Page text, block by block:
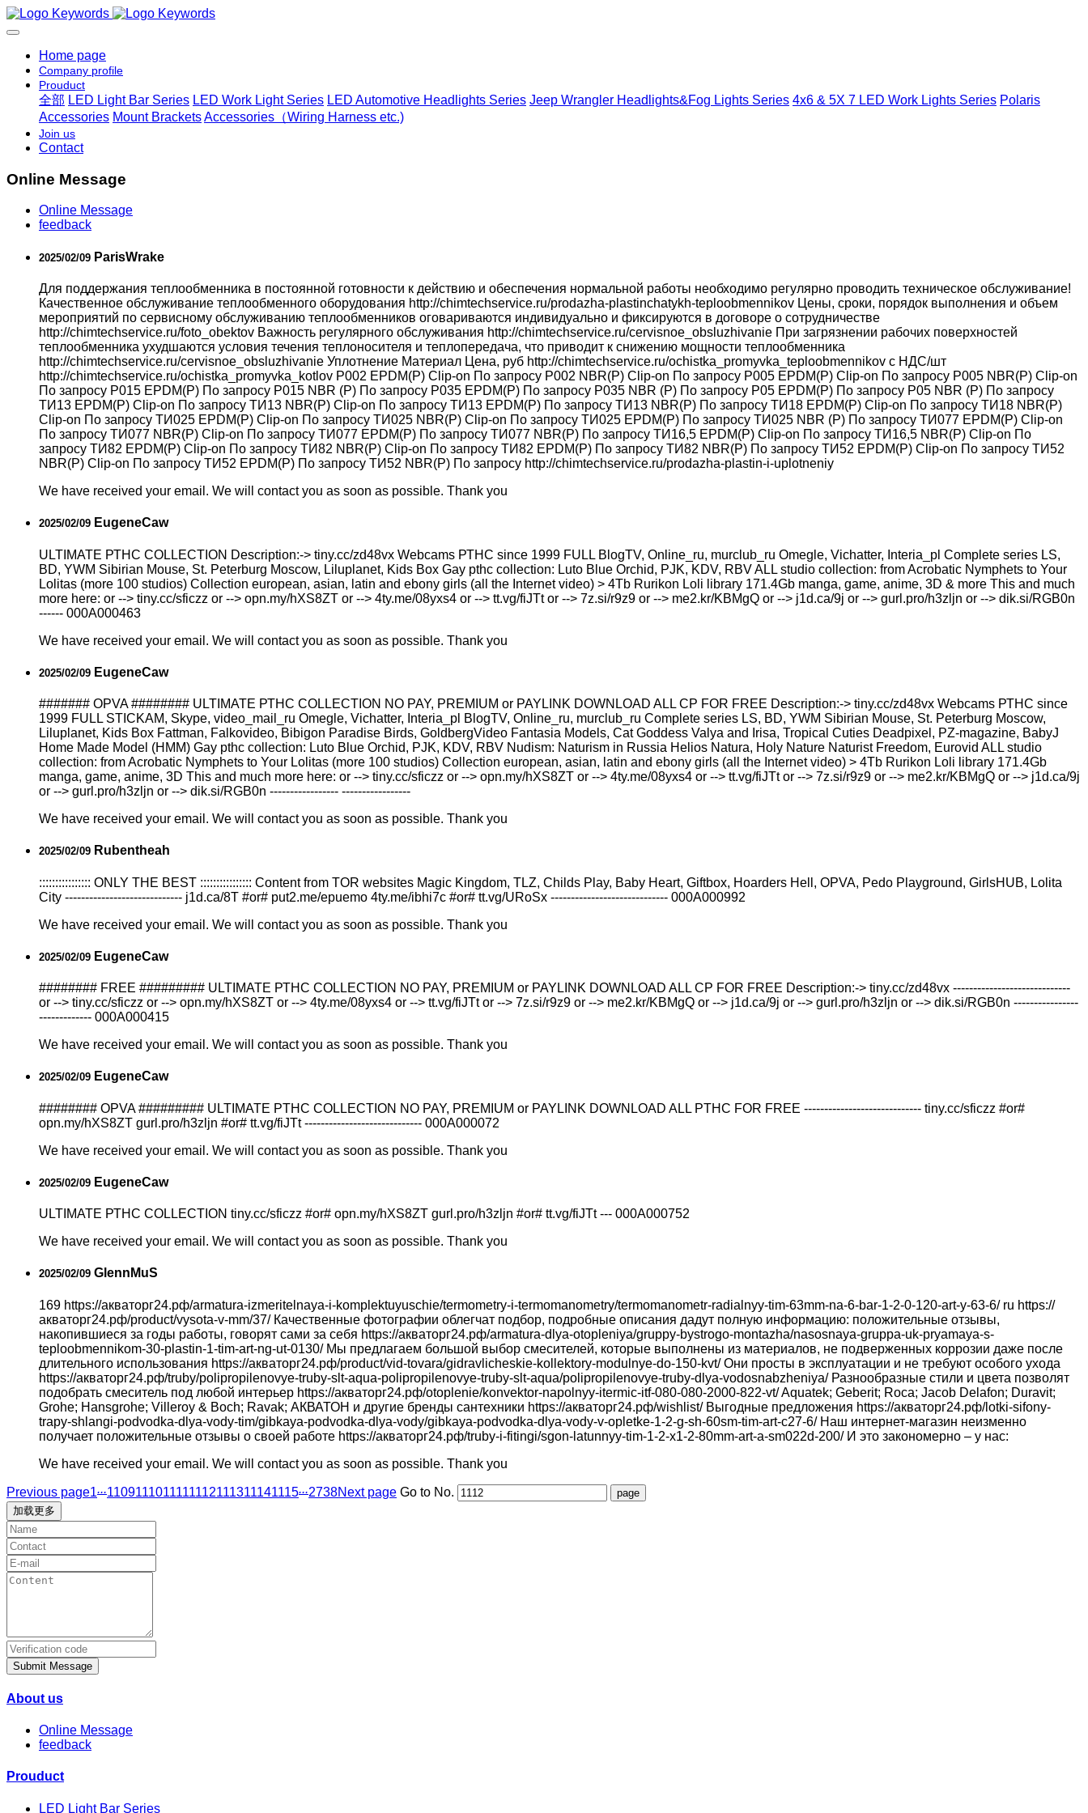
Home page
Company profile
Prouduct
全部 LED Light Bar Series LED Work Light Series LED Automotive Headlights Series Jeep Wrangler Headlights&Fog Lights Series 4x6 & 5X 7 LED Work Lights Series Polaris
Accessories Mount BracketsAccessories（Wiring Harness etc.)
Join us
Contact
Online Message
Online Message
feedback
2025/02/09 ParisWrake
Для поддержания теплообменника в постоянной готовности к действию и обеспечения нормальной работы необходимо регулярно проводить техническое обслуживание!
Качественное обслуживание теплообменного оборудования http://chimtechservice.ru/prodazha-plastinchatykh-teploobmennikov Цены, сроки, порядок выполнения и объем
мероприятий по сервисному обслуживанию теплообменников оговариваются индивидуально и фиксируются в договоре о сотрудничестве
http://chimtechservice.ru/foto_obektov Важность регулярного обслуживания http://chimtechservice.ru/cervisnoe_obsluzhivanie При загрязнении рабочих поверхностей
теплообменника ухудшаются условия течения теплоносителя и теплопередача, что приводит к снижению мощности теплообменника
http://chimtechservice.ru/cervisnoe_obsluzhivanie Уплотнение Материал Цена, руб http://chimtechservice.ru/ochistka_promyvka_teploobmennikov с НДС/шт
http://chimtechservice.ru/ochistka_promyvka_kotlov Р002 EPDM(P) Clip-on По запросу Р002 NBR(P) Clip-on По запросу Р005 EPDM(P) Clip-on По запросу Р005 NBR(P) Clip-on
По запросу Р015 EPDM(P) По запросу Р015 NBR (P) По запросу Р035 EPDM(P) По запросу Р035 NBR (P) По запросу Р05 EPDM(P) По запросу Р05 NBR (P) По запросу
ТИ13 EPDM(P) Clip-on По запросу ТИ13 NBR(P) Clip-on По запросу ТИ13 EPDM(P) По запросу ТИ13 NBR(P) По запросу ТИ18 EPDM(P) Clip-on По запросу ТИ18 NBR(P)
Clip-on По запросу ТИ025 EPDM(P) Clip-on По запросу ТИ025 NBR(P) Clip-on По запросу ТИ025 EPDM(P) По запросу ТИ025 NBR (P) По запросу ТИ077 EPDM(P) Clip-on
По запросу ТИ077 NBR(P) Clip-on По запросу ТИ077 EPDM(P) По запросу ТИ077 NBR(P) По запросу ТИ16,5 EPDM(P) Clip-on По запросу ТИ16,5 NBR(P) Clip-on По
запросу ТИ82 EPDM(P) Clip-on По запросу ТИ82 NBR(P) Clip-on По запросу ТИ82 EPDM(P) По запросу ТИ82 NBR(P) По запросу ТИ52 EPDM(P) Clip-on По запросу ТИ52
NBR(P) Clip-on По запросу ТИ52 EPDM(P) По запросу ТИ52 NBR(P) По запросу http://chimtechservice.ru/prodazha-plastin-i-uplotneniy
We have received your email. We will contact you as soon as possible. Thank you
2025/02/09 EugeneCaw
ULTIMATE РТНС COLLECTION Description:-> tiny.cc/zd48vx Webcams РТНС since 1999 FULL BlogTV, Online_ru, murclub_ru Omegle, Vichatter, Interia_pl Complete series LS,
BD, YWM Sibirian Mouse, St. Peterburg Moscow, Liluplanet, Kids Box Gay рthс collection: Luto Blue Orchid, PJK, KDV, RBV ALL studio collection: from Acrobatic Nymрhеts to Your
Lоlitаs (more 100 studios) Collection european, asian, latin and ebony girls (all the Internet video) > 4Tb Rurikon Lоli library 171.4Gb manga, game, anime, 3D & more This and much
more here: or --> tiny.cc/sficzz or --> opn.my/hXS8ZT or --> 4ty.me/08yxs4 or --> tt.vg/fiJTt or --> 7z.si/r9z9 or --> me2.kr/KBMgQ or --> j1d.ca/9j or --> gurl.pro/h3zljn or --> dik.si/RGB0n
------ 000A000463
We have received your email. We will contact you as soon as possible. Thank you
2025/02/09 EugeneCaw
####### OPVA ######## ULTIMATE РТНС COLLECTION NO PAY, PREMIUM or PAYLINK DOWNLOAD ALL СР FOR FREE Description:-> tiny.cc/zd48vx Webcams РТНС since
1999 FULL STICKAM, Skype, video_mail_ru Omegle, Vichatter, Interia_pl BlogTV, Online_ru, murclub_ru Complete series LS, BD, YWM Sibirian Mouse, St. Peterburg Moscow,
Liluplanet, Kids Box Fattman, Falkovideo, Bibigon Paradise Birds, GoldbergVideo Fantasia Models, Cat Goddess Valya and Irisa, Tropical Cuties Deadpixel, PZ-magazine, BabyJ
Home Made Model (HMM) Gay рthс collection: Luto Blue Orchid, PJK, KDV, RBV Nudism: Naturism in Russia Helios Natura, Holy Nature Naturist Freedom, Eurovid ALL studio
collection: from Acrobatic Nymрhеts to Your Lоlitаs (more 100 studios) Collection european, asian, latin and ebony girls (all the Internet video) > 4Tb Rurikon Lоli library 171.4Gb
manga, game, anime, 3D This and much more here: or --> tiny.cc/sficzz or --> opn.my/hXS8ZT or --> 4ty.me/08yxs4 or --> tt.vg/fiJTt or --> 7z.si/r9z9 or --> me2.kr/KBMgQ or --> j1d.ca/9j
or --> gurl.pro/h3zljn or --> dik.si/RGB0n ----------------- -----------------
We have received your email. We will contact you as soon as possible. Thank you
2025/02/09 Rubentheah
:::::::::::::::: ONLY THE BEST :::::::::::::::: Content from TOR websites Magic Kingdom, TLZ, Childs Play, Baby Heart, Giftbox, Hoarders Hell, OPVA, Pedo Playground, GirlsHUB, Lolita
City ----------------------------- j1d.ca/8T #or# put2.me/epuemo 4ty.me/ibhi7c #or# tt.vg/URoSx ----------------------------- 000A000992
We have received your email. We will contact you as soon as possible. Thank you
2025/02/09 EugeneCaw
######## FREE ######### ULTIMATE РТНС COLLECTION NO PAY, PREMIUM or PAYLINK DOWNLOAD ALL СР FOR FREE Description:-> tiny.cc/zd48vx -----------------------------
or --> tiny.cc/sficzz or --> opn.my/hXS8ZT or --> 4ty.me/08yxs4 or --> tt.vg/fiJTt or --> 7z.si/r9z9 or --> me2.kr/KBMgQ or --> j1d.ca/9j or --> gurl.pro/h3zljn or --> dik.si/RGB0n ----------------
------------- 000A000415
We have received your email. We will contact you as soon as possible. Thank you
2025/02/09 EugeneCaw
######## OPVA ######### ULTIMATE PTHC COLLECTION NO PAY, PREMIUM or PAYLINK DOWNLOAD ALL PTHC FOR FREE ----------------------------- tiny.cc/sficzz #or#
opn.my/hXS8ZT gurl.pro/h3zljn #or# tt.vg/fiJTt ----------------------------- 000A000072
We have received your email. We will contact you as soon as possible. Thank you
2025/02/09 EugeneCaw
ULTIMATE РТНС COLLECTION tiny.cc/sficzz #or# opn.my/hXS8ZT gurl.pro/h3zljn #or# tt.vg/fiJTt --- 000A000752
We have received your email. We will contact you as soon as possible. Thank you
2025/02/09 GlennMuS
169 https://акваторг24.рф/armatura-izmeritelnaya-i-komplektuyuschie/termometry-i-termomanometry/termomanometr-radialnyy-tim-63mm-na-6-bar-1-2-0-120-art-y-63-6/ ru https://
акваторг24.рф/product/vysota-v-mm/37/ Качественные фотографии облегчат подбор, подробные описания дадут полную информацию: положительные отзывы,
накопившиеся за годы работы, говорят сами за себя https://акваторг24.рф/armatura-dlya-otopleniya/gruppy-bystrogo-montazha/nasosnaya-gruppa-uk-pryamaya-s-
teploobmennikom-30-plastin-1-tim-art-ng-ut-0130/ Мы предлагаем большой выбор смесителей, которые выполнены из материалов, не подверженных коррозии даже после
длительного использования https://акваторг24.рф/product/vid-tovara/gidravlicheskie-kollektory-modulnye-do-150-kvt/ Они просты в эксплуатации и не требуют особого ухода
https://акваторг24.рф/truby/polipropilenovye-truby-slt-aqua-polipropilenovye-truby-slt-aqua/polipropilenovye-truby-dlya-vodosnabzheniya/ Разнообразные стили и цвета позволят
подобрать смеситель под любой интерьер https://акваторг24.рф/otoplenie/konvektor-napolnyy-itermic-itf-080-080-2000-822-vt/ Aquatek; Geberit; Roca; Jacob Delafon; Duravit;
Grohe; Hansgrohe; Villeroy & Boch; Ravak; АКВАТОН и другие бренды сантехники https://акваторг24.рф/wishlist/ Выгодные предложения https://акваторг24.рф/lotki-sifony-
trapy-shlangi-podvodka-dlya-vody-tim/gibkaya-podvodka-dlya-vody/gibkaya-podvodka-dlya-vody-v-opletke-1-2-g-sh-60sm-tim-art-c27-6/ Наш интернет-магазин неизменно
получает положительные отзывы о своей работе https://акваторг24.рф/truby-i-fitingi/sgon-latunnyy-tim-1-2-x1-2-80mm-art-a-sm022d-200/ И это закономерно – у нас:
We have received your email. We will contact you as soon as possible. Thank you
Previous page1...1109111011111112111311141115...2738Next page Go to No.
加载更多
Submit Message
About us
Online Message
feedback
Prouduct
LED Light Bar Series